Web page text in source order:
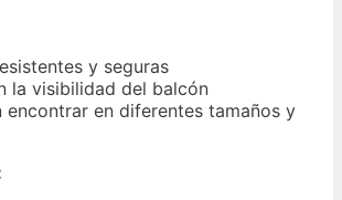
y seguras
la visibilidad del balcón
encontrar en diferentes tamaños y